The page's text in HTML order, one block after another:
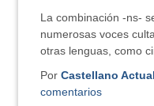
La combinación -ns-
numerosas voces
otras lenguas, como
PorCastellano Actual
comentarios